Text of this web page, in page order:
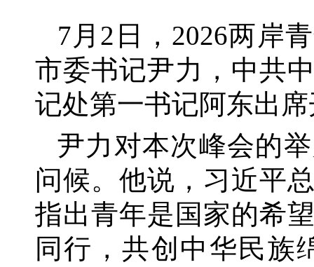
7月 2 日， 2026两岸
市委书记尹力，中共
记处第一书记阿东出
尹力对本次峰会的
问候。他说，习近平
指出青年是国家的希
同行，共创中华民族